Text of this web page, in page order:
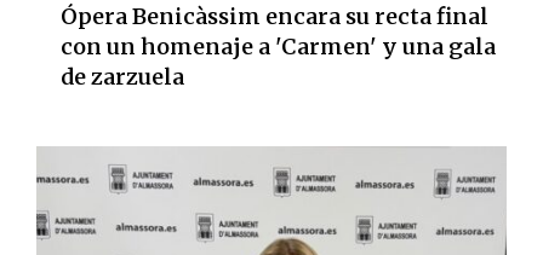
Ópera Benicàssim encara su recta final
con un homenaje a 'Carmen' y una gala
de zarzuela